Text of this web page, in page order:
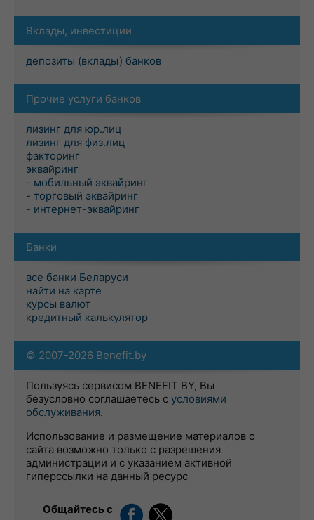
Вклады, инвестиции
депозиты (вклады) банков
Прочие услуги банков
лизинг для юр.лиц
лизинг для физ.лиц
факторинг
эквайринг
- мобильный эквайринг
- торговый эквайринг
- интернет-эквайринг
Банки
все банки Беларуси
найти на карте
курсы валют
кредитный калькулятор
© 2007-2026 Benefit.by
Пользуясь сервисом BENEFIT BY, Вы
безусловно соглашаетесь с условиями
обслуживания.
Использование и размещение материалов с
сайта возможно только с разрешения
администрации и с указанием активной
гиперссылки на данный ресурс
Общайтесь с